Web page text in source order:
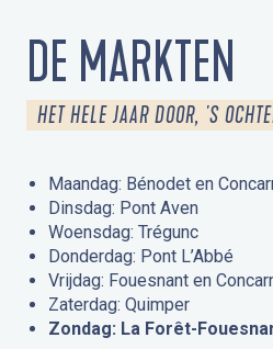
DE MARKTEN
HET HELE JAAR DOOR, 'S
Maandag: Bénodet en
Dinsdag: Pont Aven
Woensdag: Trégunc
Donderdag: Pont L’Abbé
Vrijdag: Fouesnant en
Zaterdag: Quimper
Zondag: La Forêt-